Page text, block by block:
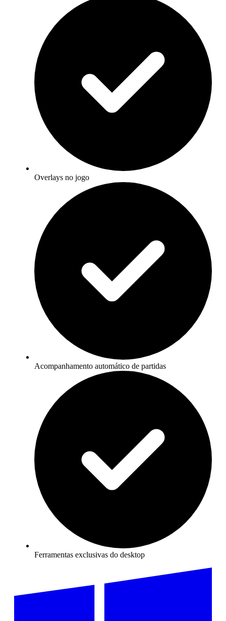
Overlays no jogo
Acompanhamento automático de partidas
Ferramentas exclusivas do desktop